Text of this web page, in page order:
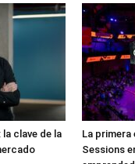
clave de la
La primera
Sessions